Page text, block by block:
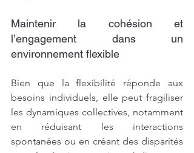
Maintenir la cohésion et
l’engagement dans un
environnement flexible
Bien que la flexibilité réponde aux
besoins individuels, elle peut fragiliser
les dynamiques collectives, notamment
en réduisant les interactions
spontanées ou en créant des disparités